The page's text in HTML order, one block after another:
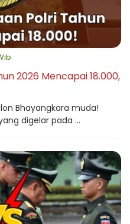
2026 Mencapai 18.000,
Bhayangkara muda!
digelar pada ...